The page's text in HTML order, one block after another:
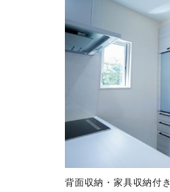
背面収納・家具収納付き